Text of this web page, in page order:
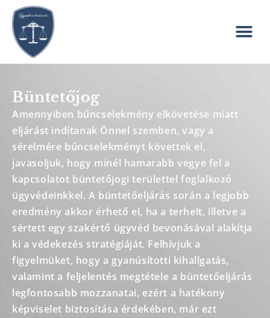
Büntetőjog
Amennyiben bűncselekmény elkövetése miatt
eljárást indítanak Önnel szemben, vagy a
sérelmére bűncselekményt követtek el,
javasoljuk, hogy minél hamarabb vegye fel a
kapcsolatot büntetőjogi területtel foglalkozó
ügyvédeinkkel. A büntetőeljárás során a legjobb
eredmény akkor érhető el, ha a terhelt, illetve a
sértett egy szakértő ügyvéd bevonásával alakítja
ki a védekezés stratégiáját. Felhívjuk a
figyelmüket, hogy a gyanúsítotti kihallgatás,
valamint a feljelentés megtétele a büntetőeljárás
legfontosabb mozzanatai, ezért a hatékony
képviselet biztosítása érdekében, már ezt